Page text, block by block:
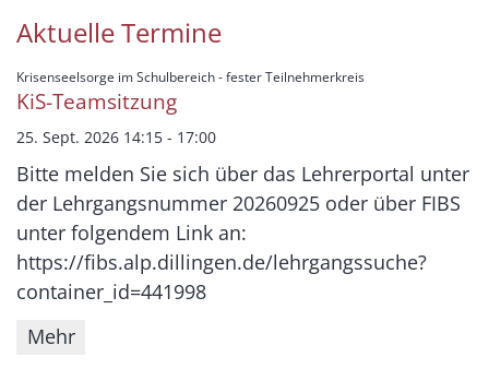
Aktuelle Termine
Krisenseelsorge im Schulbereich - fester Teilnehmerkreis:
KiS-Teamsitzung
25. Sept. 2026 14:15 - 17:00
Bitte melden Sie sich über das Lehrerportal unter
der Lehrgangsnummer 20260925 oder über FIBS
unter folgendem Link an:
https://fibs.alp.dillingen.de/lehrgangssuche?
container_id=441998
Mehr